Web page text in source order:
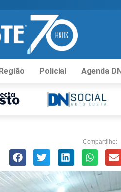
Região Policial Agenda DN
Compartilhe: